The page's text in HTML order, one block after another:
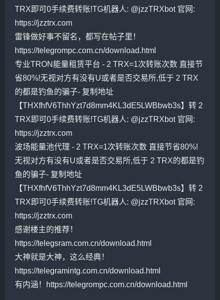
TRX即可0手续费转账!TG机器人: @jzzTRXbot 官网:
https://jzztrx.com
雷锋做好事不留名，都写在帖子里！
https://telegrompc.com.cn/download.html
专业TRON能量租赁平台 - 2 TRX=1次转账次数 直接节
省80%!无视对方有没有U或者是否交易所,低于 2 TRX
的都是钓鱼的骗子- 复制地址
【THXfhfV6ThhYzt7d8mm4KL3dE5LWBbwb3s】转 2
TRX即可0手续费转账!TG机器人: @jzzTRXbot 官网:
https://jzztrx.com
波场能量池代理 - 2 TRX=1次转账次数 直接节省80%!
无视对方有没有U或者是否交易所,低于 2 TRX的都是钓
鱼的骗子- 复制地址
【THXfhfV6ThhYzt7d8mm4KL3dE5LWBbwb3s】转 2
TRX即可0手续费转账!TG机器人: @jzzTRXbot 官网:
https://jzztrx.com
感谢楼主的推荐！
https://telegsram.com.cn/download.html
大神就是大神，这么经典！
https://telegramintg.com.cn/download.html
有内涵！https://telegrompc.com.cn/download.html